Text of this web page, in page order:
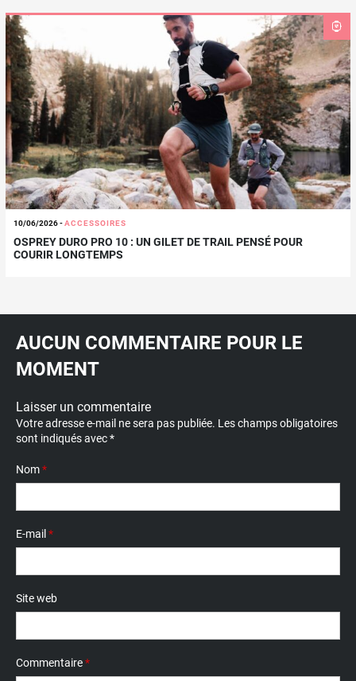
10/06/2026-ACCESSOIRES
OSPREY DURO PRO 10 : UN GILET DE TRAIL PENSÉ POUR
COURIR LONGTEMPS
AUCUN COMMENTAIRE POUR LE
MOMENT
Laisser un commentaire
Votre adresse e-mail ne sera pas publiée. Les champs obligatoires
sont indiqués avec*
Nom*
E-mail *
Site web
Commentaire*